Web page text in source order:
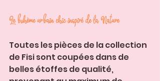
Le bohème urbain chic inspiré de la Nature
Toutes les pièces de la collection
de Fisi sont coupées dans de
belles étoffes de qualité,